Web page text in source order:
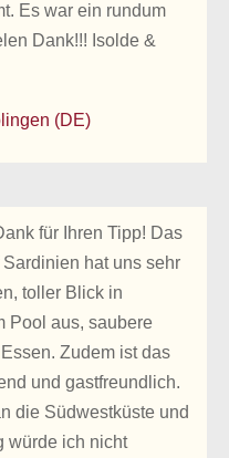
Es war ein rundum
Dank!!! Isolde &
(DE)
für Ihren Tipp! Das
hat uns sehr
toller Blick in
Pool aus, saubere
Zudem ist das
und gastfreundlich.
die Südwestküste und
würde ich nicht